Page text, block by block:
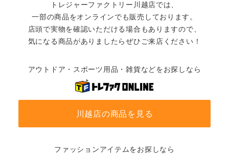
トレジャーファクトリー川越店では、
一部の商品をオンラインでも販売しております。
店頭で実物を確認いただける場合もありますので、
気になる商品がありましたらぜひご来店ください！
アウトドア・スポーツ用品・雑貨などをお探しなら
川越店の商品を見る
ファッションアイテムをお探しなら